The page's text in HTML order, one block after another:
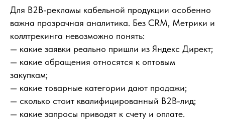
Для B2B-рекламы кабельной продукции особенно
важна прозрачная аналитика. Без CRM, Метрики и
коллтрекинга невозможно понять:
— какие заявки реально пришли из Яндекс Директ;
— какие обращения относятся к оптовым
закупкам;
— какие товарные категории дают продажи;
— сколько стоит квалифицированный B2B-лид;
— какие запросы приводят к счету и оплате.